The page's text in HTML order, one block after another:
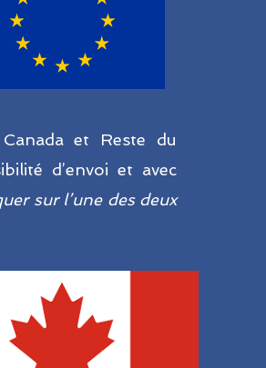
et Reste du
d’envoi et avec
sur l’une des deux